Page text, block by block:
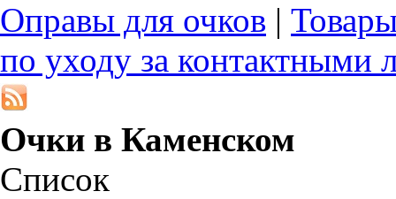
Оправы для очков |
по уходу за контактными
Очки в Каменском
Список